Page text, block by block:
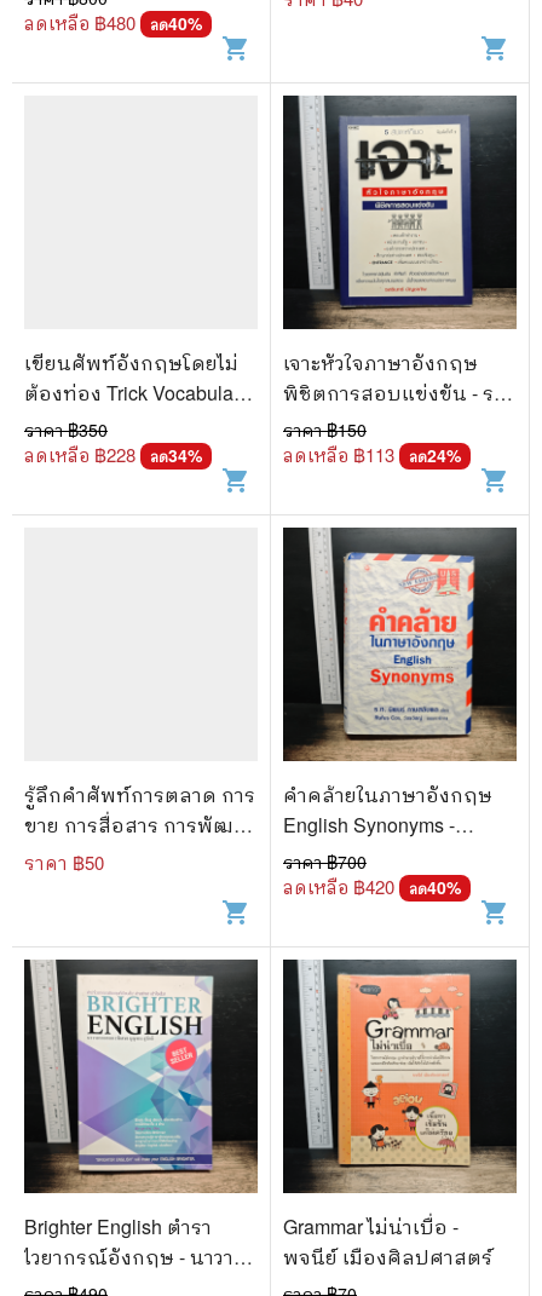
ลดเหลือ ฿480 ลด40%
shopping_cart shopping_cart
เขียนศัพท์อังกฤษโดยไม่
ต้องท่อง Trick Vocabulary
- จารุพงศ์ เพ็งเกลี้ยง
ราคา ฿350
ลดเหลือ ฿228 ลด34%
shopping_cart
เจาะหัวใจภาษาอังกฤษ
พิชิตการสอบแข่งขัน - รส
รินทร์ บัญชาทัพ
ราคา ฿150
ลดเหลือ ฿113 ลด24%
shopping_cart
รู้ลึกคำศัพท์การตลาด การ
ขาย การสื่อสาร การพัฒนา
ธุรกิจ - สุรีรัตน์ ทองอินทร์
ราคา ฿50
shopping_cart
คำคล้ายในภาษาอังกฤษ
English Synonyms -
ร.ท.นิพนธ์ กาบสลับพล
ราคา ฿700
ลดเหลือ ฿420 ลด40%
shopping_cart
Brighter English ตำรา
ไวยากรณ์อังกฤษ - นาวา
อากาศเอก (พิเศษ) บุญ
Grammar ไม่น่าเบื่อ -
พจนีย์ เมืองศิลปศาสตร์